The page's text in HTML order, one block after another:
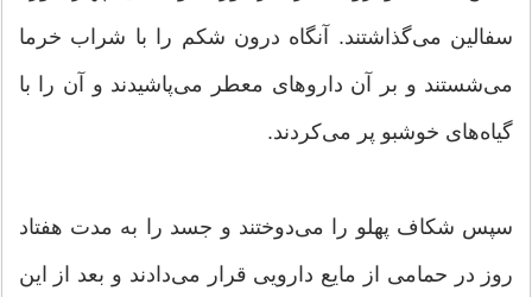
سفالین می‌گذاشتند. آنگاه درون شكم را با شراب خرما
می‌شستند و بر آن داروهای معطر می‌پاشیدند و آن را با
گیاه‌های خوشبو پر می‌كردند.
سپس شكاف پهلو را می‌دوختند و جسد را به مدت هفتاد
روز در حمامی‌ از مایع دارویی قرار می‌دادند و بعد از این